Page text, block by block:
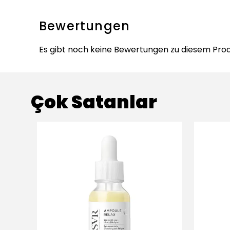
Bewertungen
Es gibt noch keine Bewertungen zu diesem
Çok Satanlar